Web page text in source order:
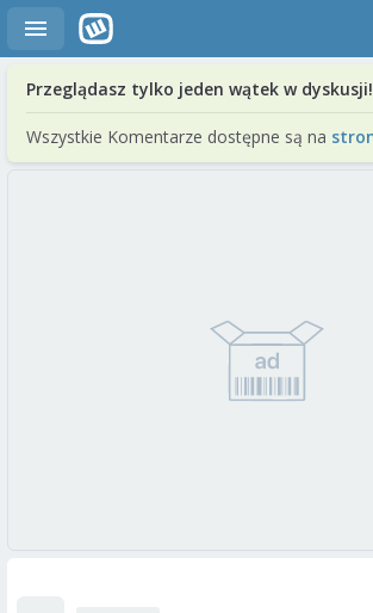
Przeglądasz tylko jeden wątek w dyskusji!
Wszystkie Komentarze dostępne są na